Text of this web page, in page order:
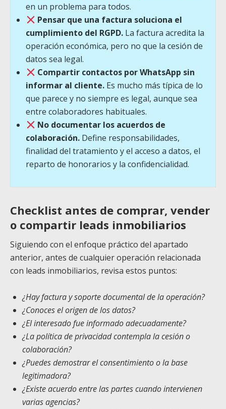
en un problema para todos.
Pensar que una factura soluciona el
cumplimiento del RGPD. La factura acredita la
operación económica, pero no que la cesión de
datos sea legal.
Compartir contactos por WhatsApp sin
informar al cliente. Es mucho más típica de lo
que parece y no siempre es legal, aunque sea
entre colaboradores habituales.
No documentar los acuerdos de
colaboración. Define responsabilidades,
finalidad del tratamiento y el acceso a datos, el
reparto de honorarios y la confidencialidad.
Checklist antes de comprar, vender
o compartir leads inmobiliarios
Siguiendo con el enfoque práctico del apartado
anterior, antes de cualquier operación relacionada
con leads inmobiliarios, revisa estos puntos:
¿Hay factura y soporte documental de la operación?
¿Conoces el origen de los datos?
¿El interesado fue informado adecuadamente?
¿La política de privacidad contempla la cesión o
colaboración?
¿Puedes demostrar el consentimiento o la base
legitimadora?
¿Existe acuerdo entre las partes cuando intervienen
varias agencias?